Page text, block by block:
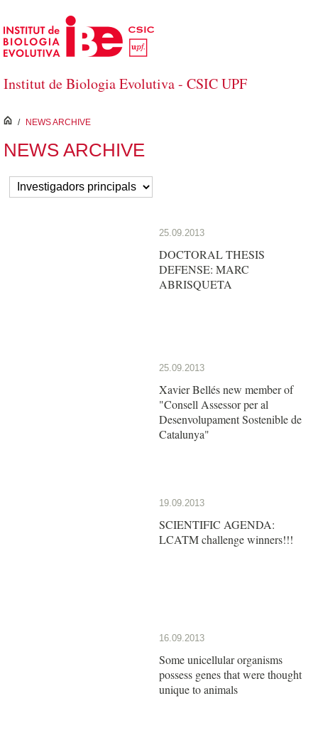
Salta al contingut principal
Institut de Biologia Evolutiva - CSIC UPF
inici
/ NEWS ARCHIVE
NEWS ARCHIVE
25.09.2013
DOCTORAL THESIS
DEFENSE: MARC
ABRISQUETA
25.09.2013
Xavier Bellés new member of
"Consell Assessor per al
Desenvolupament Sostenible de
Catalunya"
19.09.2013
SCIENTIFIC AGENDA:
LCATM challenge winners!!!
16.09.2013
Some unicellular organisms
possess genes that were thought
unique to animals